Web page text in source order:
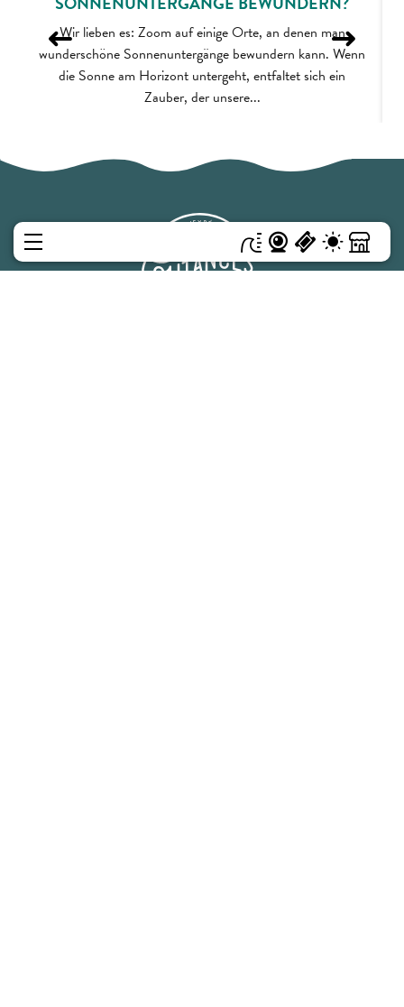
Wir lieben es: Zoom auf einige Orte, an denen man
wunderschöne Sonnenuntergänge bewundern kann. Wenn
die Sonne am Horizont untergeht, entfaltet sich ein
Zauber, der unsere...